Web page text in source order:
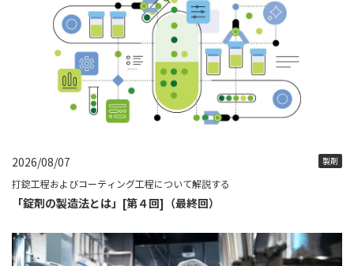
2026/08/07 製剤
打錠工程およびコーティング工程について解説する
「錠剤の製造法とは」[第４回]（最終回）